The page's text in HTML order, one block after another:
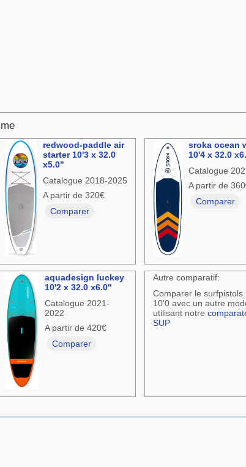
redwood-paddle air
starter 10'3 x 32.0
x5.0"
Catalogue 2018-2025
A partir de 320€
Comparer
sroka ocean
10'4 x 32.0
Catalogue
A partir de
Comparer
aquadesign luckey
10'2 x 32.0 x6.0"
Catalogue 2021-
2022
A partir de 420€
Comparer
Autre comparatif:
Comparer le surfpistols
10'0 avec un autre
utilisant notre
SUP